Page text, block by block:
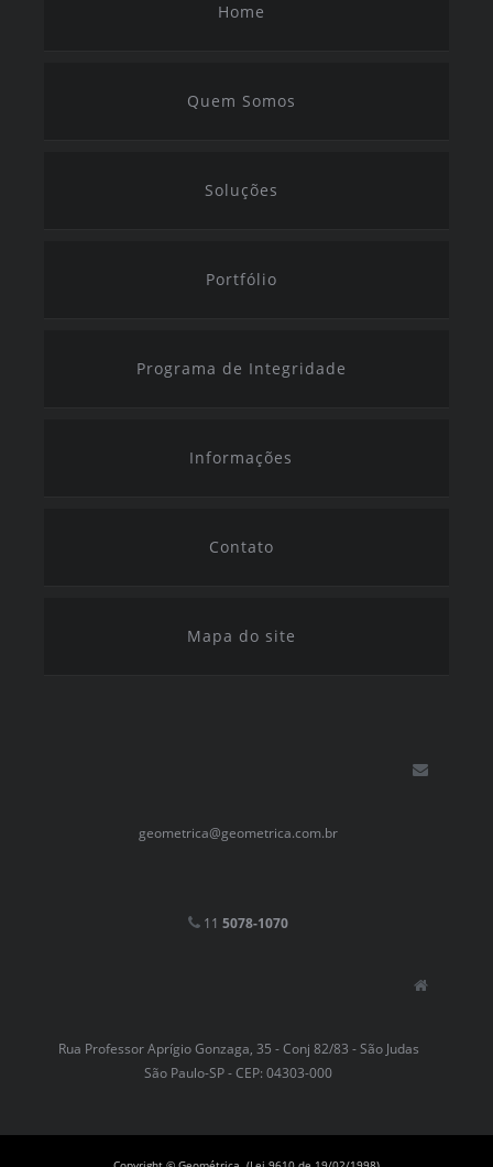
Home
Quem Somos
Soluções
Portfólio
Programa de Integridade
Informações
Contato
Mapa do site
geometrica@geometrica.com.br
11 5078-1070
Rua Professor Aprígio Gonzaga, 35 - Conj 82/83 - São Judas
São Paulo-SP - CEP: 04303-000